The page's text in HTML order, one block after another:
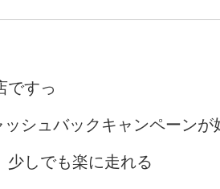
ですっ
シュバックキャンペーンが
少しでも楽に走れる